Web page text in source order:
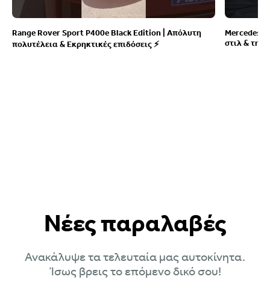
Range Rover Sport P400e Black Edition | Απόλυτη
πολυτέλεια & Εκρηκτικές επιδόσεις ⚡
Mercedes-
στιλ & της
Νέες παραλαβές
Ανακάλυψε τα τελευταία μας αυτοκίνητα.
Ίσως βρεις το επόμενο δικό σου!